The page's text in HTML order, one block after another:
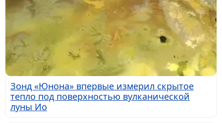
Зонд «Юнона» впервые измерил скрытое
тепло под поверхностью вулканической
луны Ио